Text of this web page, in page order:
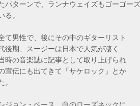
パターンで、ランナウェイズもゴーゴーズ
る。
男性で、後にその中のギターリスト
後期、スージーは日本で人気が凄く
時の音楽誌に記事として取り上げられ
宣伝にも出てきて「サケロック」とか
。